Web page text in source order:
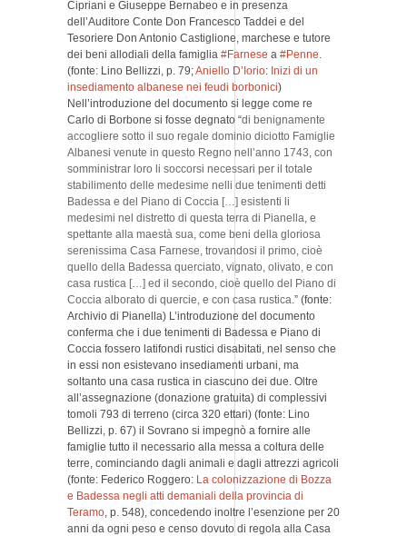
Cipriani e Giuseppe Bernabeo e in presenza
dell’Auditore Conte Don Francesco Taddei e del
Tesoriere Don Antonio Castiglione, marchese e tutore
dei beni allodiali della famiglia #Farnese a #Penne.
(fonte: Lino Bellizzi, p. 79;Aniello D’Iorio: Inizi di un
insediamento albanese nei feudi borbonici)
Nell’introduzione del documento si legge come re
Carlo di Borbone si fosse degnato “di benignamente
accogliere sotto il suo regale dominio diciotto Famiglie
Albanesi venute in questo Regno nell’anno 1743, con
somministrar loro li soccorsi necessari per il totale
stabilimento delle medesime nelli due tenimenti detti
Badessa e del Piano di Coccia […] esistenti li
medesimi nel distretto di questa terra di Pianella, e
spettante alla maestà sua, come beni della gloriosa
serenissima Casa Farnese, trovandosi il primo, cioè
quello della Badessa querciato, vignato, olivato, e con
casa rustica […] ed il secondo, cioè quello del Piano di
Coccia alborato di quercie, e con casa rustica.” (fonte:
Archivio di Pianella) L’introduzione del documento
conferma che i due tenimenti di Badessa e Piano di
Coccia fossero latifondi rustici disabitati, nel senso che
in essi non esistevano insediamenti urbani, ma
soltanto una casa rustica in ciascuno dei due. Oltre
all’assegnazione (donazione gratuita) di complessivi
tomoli 793 di terreno (circa 320 ettari) (fonte: Lino
Bellizzi, p. 67) il Sovrano si impegnò a fornire alle
famiglie tutto il necessario alla messa a coltura delle
terre, cominciando dagli animali e dagli attrezzi agricoli
(fonte: Federico Roggero: La colonizzazione di Bozza
e Badessa negli atti demaniali della provincia di
Teramo, p. 548), concedendo inoltre l’esenzione per 20
anni da ogni peso e censo dovuto di regola alla Casa